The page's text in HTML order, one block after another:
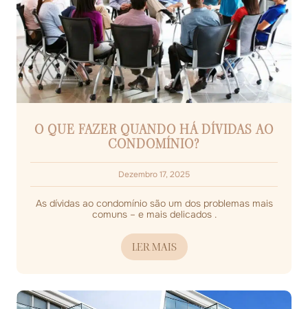
O QUE FAZER QUANDO HÁ DÍVIDAS AO
CONDOMÍNIO?
Dezembro 17, 2025
As dívidas ao condomínio são um dos problemas mais
comuns – e mais delicados .
LER MAIS